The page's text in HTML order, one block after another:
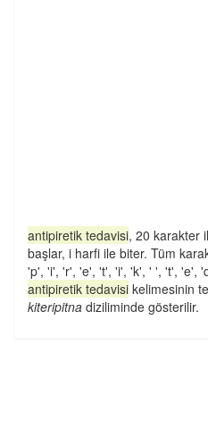
antipiretik tedavisi, 20 karakter
başlar, i harfi ile biter. Tüm
'p', 'i', 'r', 'e', 't', 'i', 'k', ' ', 't', 'e',
antipiretik tedavisi kelimesinin
kiteripitna diziliminde gösterilir.